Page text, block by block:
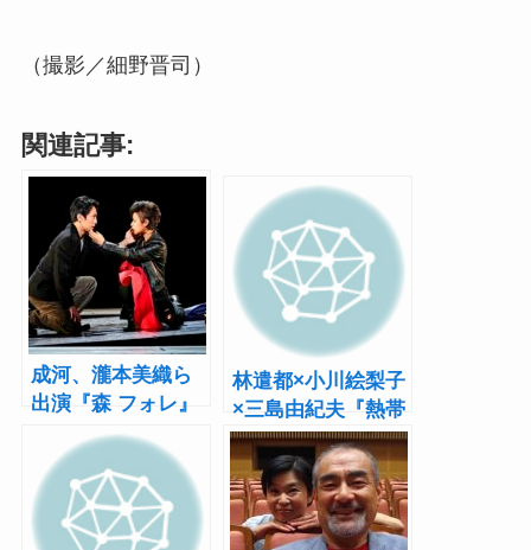
（撮影／細野晋司）
関連記事:
成河、瀧本美織ら
出演『森 フォレ』
開幕！「最後の最
後まで感覚を研ぎ
澄ませて」
林遣都×小川絵梨子
×三島由紀夫『熱帯
樹』公演詳細＆出
演者コメント到着